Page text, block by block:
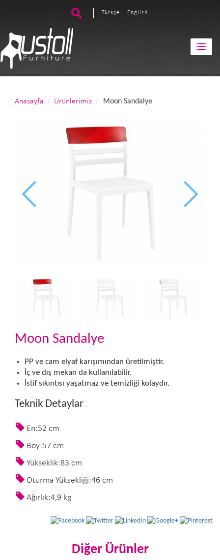
Türkçe English
Anasayfa Ürünlerimiz Moon Sandalye
Moon Sandalye
PP ve cam elyaf karışımından üretilmiştir.
İç ve dış mekan da kullanılabilir.
İstif sıkıntısı yaşatmaz ve temizliği kolaydır.
Teknik Detaylar
En:52 cm
Boy:57 cm
Yükseklik:83 cm
Oturma Yüksekliği:46 cm
Ağırlık:4,9 kg
Diğer Ürünler